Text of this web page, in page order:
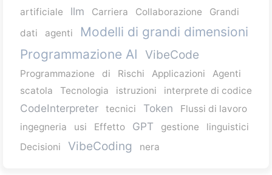
artificiale
llm Carriera Collaborazione
Grandi
dati
agenti
Modelli di grandi dimensioni
Programmazione AI VibeCode
Programmazione di Rischi Applicazioni
Agenti
scatola
Tecnologia istruzioni interprete di codice
CodeInterpreter tecnici Token
Flussi di lavoro
ingegneria
usi Effetto GPT gestione
linguistici
Decisioni
VibeCoding nera